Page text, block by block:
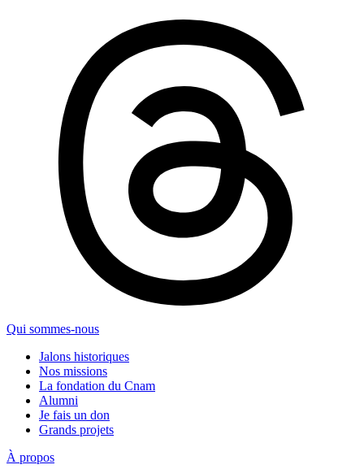
Qui sommes-nous
Jalons historiques
Nos missions
La fondation du Cnam
Alumni
Je fais un don
Grands projets
À propos